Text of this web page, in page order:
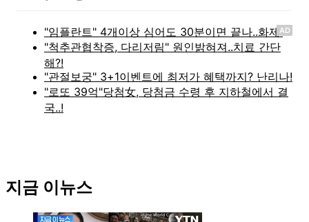
AD
지금 이뉴스